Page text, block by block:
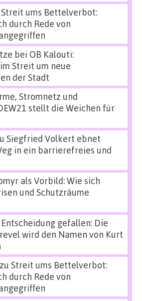
Streit ums Bettelverbot:
durch Rede von
bei OB Kalouti:
Streit um neue
der Stadt
Stromnetz und
stellt die Weichen für
Siegfried Volkert ebnet
in ein barrierefreies und
als Vorbild: Wie sich
und Schutzräume
Entscheidung gefallen: Die
wird den Namen von Kurt
zu Streit ums Bettelverbot:
durch Rede von